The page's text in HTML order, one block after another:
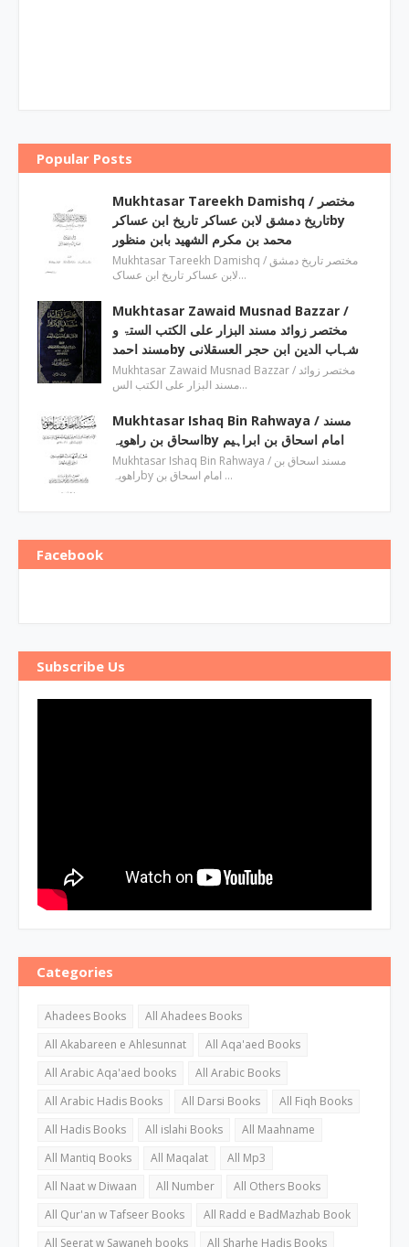
Popular Posts
Mukhtasar Tareekh Damishq ‎/ مختصر
تاریخ دمشق لابن عساکر تاریخ ابن عساکرby
‎محمد بن مکرم الشھید بابن منظور
Mukhtasar Tareekh Damishq ‎/ مختصر تاریخ دمشق
لابن عساکر تاریخ ابن عساک…
Mukhtasar Zawaid Musnad Bazzar ‎/
مختصر زوائد مسند البزار علی الکتب الستۃ و
مسند احمدby ‎شہاب الدین ابن حجر العسقلانی
Mukhtasar Zawaid Musnad Bazzar ‎/ مختصر زوائد
مسند البزار علی الکتب الس…
Mukhtasar Ishaq Bin Rahwaya ‎/ مسند
اسحاق بن راھویہby ‎امام اسحاق بن ابراہیم
Mukhtasar Ishaq Bin Rahwaya ‎/ مسند اسحاق بن
راھویہby ‎امام اسحاق بن …
Facebook
Subscribe Us
Categories
Ahadees Books
All Ahadees Books
All Akabareen e Ahlesunnat
All Aqa'aed Books
All Arabic Aqa'aed books
All Arabic Books
All Arabic Hadis Books
All Darsi Books
All Fiqh Books
All Hadis Books
All islahi Books
All Maahname
All Mantiq Books
All Maqalat
All Mp3
All Naat w Diwaan
All Number
All Others Books
All Qur'an w Tafseer Books
All Radd e BadMazhab Book
All Seerat w Sawaneh books
All Sharhe Hadis Books